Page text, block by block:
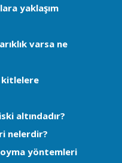
yaklaşım
varsa ne
kitlelere
altındadır?
nelerdir?
yöntemleri